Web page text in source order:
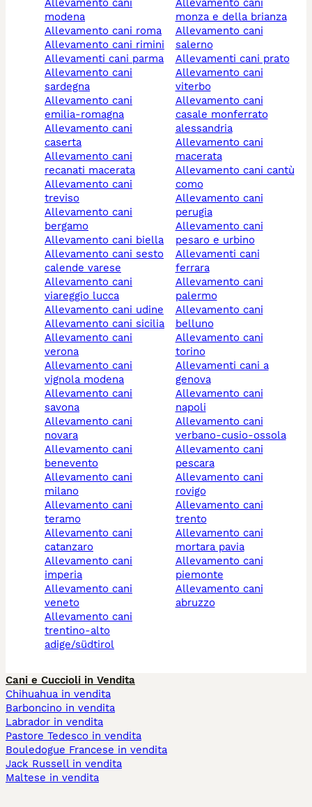
allevamento cani
modena
allevamento cani roma
allevamento cani rimini
allevamenti cani parma
allevamento cani
sardegna
allevamento cani
emilia-romagna
allevamento cani
caserta
allevamento cani
recanati macerata
allevamento cani
treviso
allevamento cani
bergamo
allevamento cani biella
allevamento cani sesto
calende varese
allevamento cani
viareggio lucca
allevamento cani udine
allevamento cani sicilia
allevamento cani
verona
allevamento cani
vignola modena
allevamento cani
savona
allevamento cani
novara
allevamento cani
benevento
allevamento cani
milano
allevamento cani
teramo
allevamento cani
catanzaro
allevamento cani
imperia
allevamento cani
veneto
allevamento cani
trentino-alto
adige/südtirol
allevamento cani
monza e della brianza
allevamento cani
salerno
allevamenti cani prato
allevamento cani
viterbo
allevamento cani
casale monferrato
alessandria
allevamento cani
macerata
allevamento cani cantù
como
allevamento cani
perugia
allevamento cani
pesaro e urbino
allevamenti cani
ferrara
allevamento cani
palermo
allevamento cani
belluno
allevamento cani
torino
allevamenti cani a
genova
allevamento cani
napoli
allevamento cani
verbano-cusio-ossola
allevamento cani
pescara
allevamento cani
rovigo
allevamento cani
trento
allevamento cani
mortara pavia
allevamento cani
piemonte
allevamento cani
abruzzo
Cani e Cuccioli in Vendita
Chihuahua in vendita
Barboncino in vendita
Labrador in vendita
Pastore Tedesco in vendita
Bouledogue Francese in vendita
Jack Russell in vendita
Maltese in vendita